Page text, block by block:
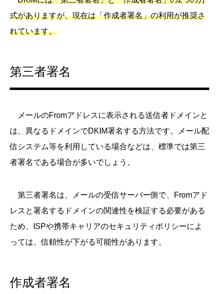
式がありますが、現在は「作成者署名」の利用が推奨さ
れています。
第三者署名
メールのFromアドレスに表示される送信者ドメインと
は、異なるドメインでDKIM署名する方法です。メール配
信システム等を利用している場合などは、標準では第三
者署名である場合が多いでしょう。
第三者署名は、メールの受信サーバー側で、Fromアド
レスと署名するドメインの関連性を検証する必要がある
ため、ISPや携帯キャリアのセキュリティポリシーによ
っては、信頼性が下がる可能性があります。
作成者署名